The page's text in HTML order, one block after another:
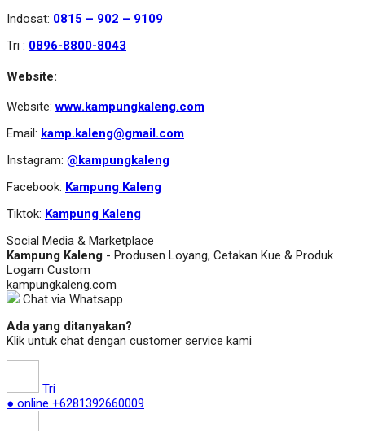
Indosat: 0815 – 902 – 9109
Tri : 0896-8800-8043
Website:
Website:www.kampungkaleng.com
Email: kamp.kaleng@gmail.com
Instagram: @kampungkaleng
Facebook: Kampung Kaleng
Tiktok: Kampung Kaleng
Social Media & Marketplace
Kampung Kaleng - Produsen Loyang, Cetakan Kue & Produk
Logam Custom
kampungkaleng.com
Chat via Whatsapp
Ada yang ditanyakan?
Klik untuk chat dengan customer service kami
Tri
● online +6281392660009